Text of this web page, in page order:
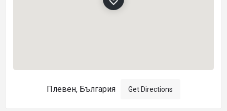
Плевен, България Get Directions